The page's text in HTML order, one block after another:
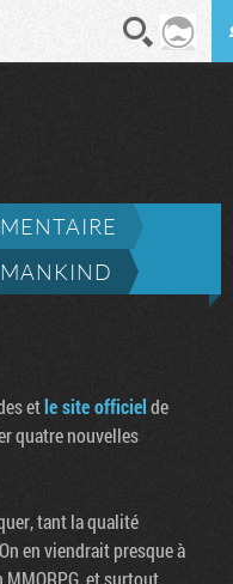
MANKIND
etle site officielde
quatre nouvelles
tant la qualité
en viendrait presque à
et surtout,